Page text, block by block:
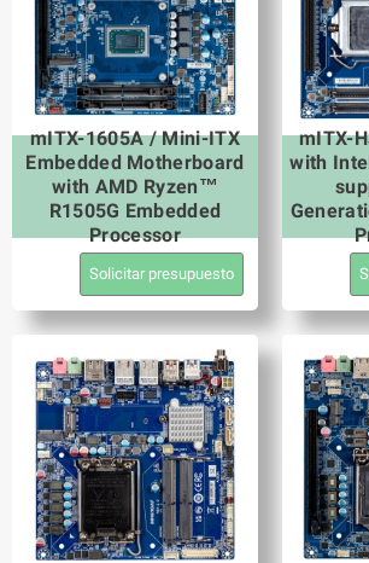
mITX-1605A / Mini-ITX
Embedded Motherboard
with AMD Ryzen™
R1505G Embedded
Processor
Solicitar presupuesto
mITX-
with